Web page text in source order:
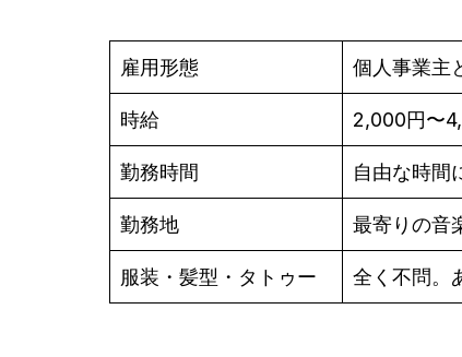
雇用形態 個人事業主
時給 2,000円〜
勤務時間 自由な時間
勤務地 最寄りの音
服装・髪型・タトゥー 全く不問。